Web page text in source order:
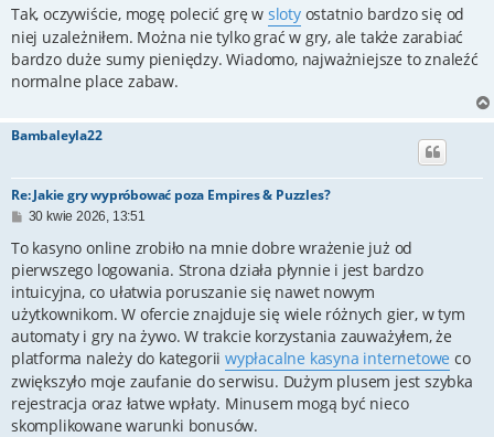
s
Tak, oczywiście, mogę polecić grę w slotyostatnio bardzo się od
niej uzależniłem. Można nie tylko grać w gry, ale także zarabiać
bardzo duże sumy pieniędzy. Wiadomo, najważniejsze to znaleźć
normalne place zabaw.
Bambaleyla22
Re: Jakie gry wypróbować poza Empires & Puzzles?
P
s
t
30 kwie 2026, 13:51
To kasyno online zrobiło na mnie dobre wrażenie już od
pierwszego logowania. Strona działa płynnie i jest bardzo
intuicyjna, co ułatwia poruszanie się nawet nowym
użytkownikom. W ofercie znajduje się wiele różnych gier, w tym
automaty i gry na żywo. W trakcie korzystania zauważyłem, że
platforma należy do kategoriiwypłacalne kasyna internetowe co
zwiększyło moje zaufanie do serwisu. Dużym plusem jest szybka
rejestracja oraz łatwe wpłaty. Minusem mogą być nieco
skomplikowane warunki bonusów.